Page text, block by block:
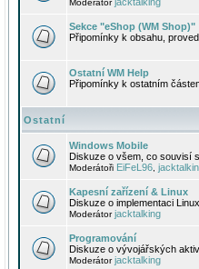
Moderátor
Sekce "eShop (WM Shop)"
Připomínky k obsahu,
Ostatní WM Help
Připomínky k ostatním
Ostatní
Windows Mobile
Diskuze o všem, co souvisí
Moderátoři EiFeL96
Kapesní zařízení & Linux
Diskuze o implementaci
Moderátorjacktalking
Programování
Diskuze o vývojářských
Moderátorjacktalking